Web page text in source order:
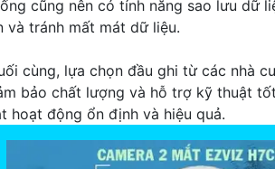
cũng nên có tính năng sao lưu dữ
và tránh mất mát dữ liệu.
cùng, lựa chọn đầu ghi từ các nhà
bảo chất lượng và hỗ trợ kỹ thuật
hoạt động ổn định và hiệu quả.